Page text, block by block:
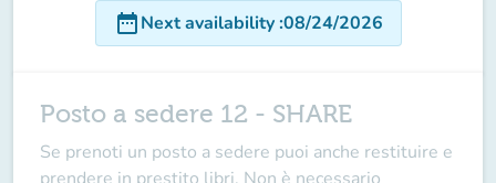
date_rangeNext availability:08/24/2026
Posto a sedere 12 - SHARE
Se prenoti un posto a sedere puoi anche restituire e